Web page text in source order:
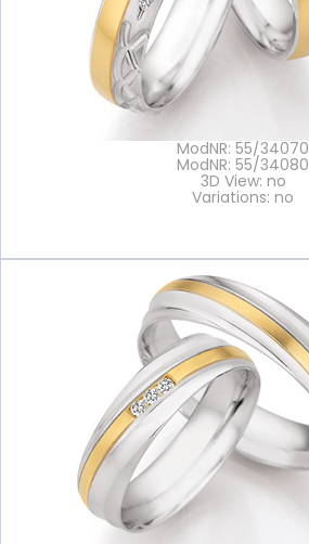
ModNR: 55/34070
ModNR: 55/34080
3D View: no
Variations: no